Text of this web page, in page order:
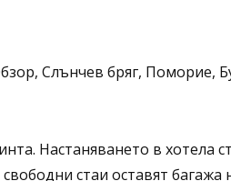
Слънчев бряг, Поморие,
Настаняването в
свободни стаи оставят